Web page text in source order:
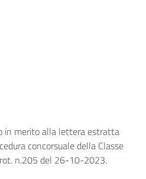
in merito alla lettera estratta
concorsuale della Classe
n.205 del 26-10-2023.